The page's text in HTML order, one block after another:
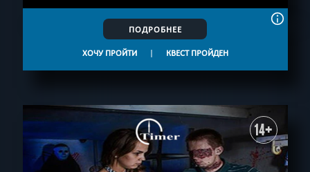
ПОДРОБНЕЕ
ХОЧУ ПРОЙТИ | КВЕСТ ПРОЙДЕН
14+